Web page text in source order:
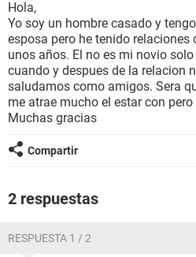
BIENESTAR
SEXUALIDAD
GLOSARIO
Hola,
Yo soy un hombre casado y
esposa pero he tenido relaciones
unos años. El no es mi novio solo
cuando y despues de la relacion
saludamos como amigos. Sera
me atrae mucho el estar con
Muchas gracias
Compartir
2 respuestas
RESPUESTA 1 / 2